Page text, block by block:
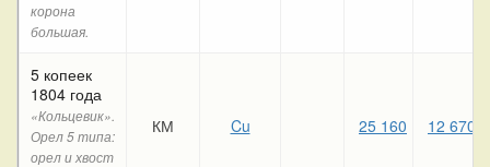
корона
большая.
5 копеек
1804 года
«Кольцевик».
Орел 5 типа:
орел и хвост
КМ Cu 25 160 12 670